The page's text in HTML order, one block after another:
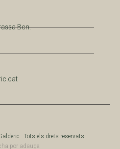
Bcn.
· Tots els drets reservats
por adauge.